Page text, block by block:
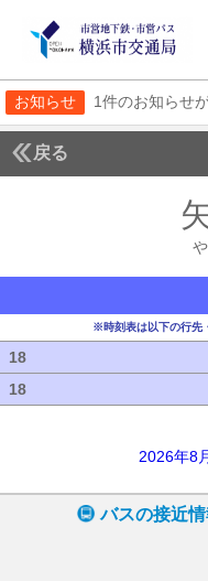
お知らせ 1件のお知らせ
戻る
※時刻表は以下の行先
18
18
2026年8
バスの接近情